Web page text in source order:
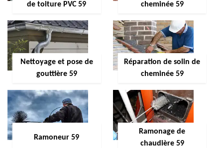
de toiture PVC 59
cheminée 59
Nettoyage et pose de
gouttière 59
Réparation de solin de
cheminée 59
Ramoneur 59
Ramonage de
chaudière 59